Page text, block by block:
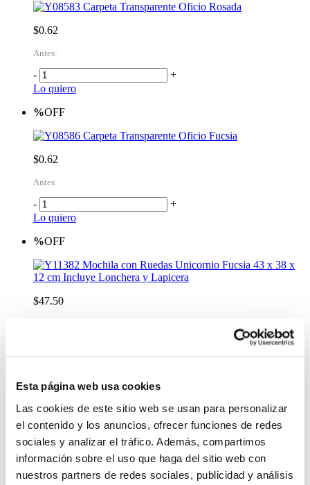
Esta página web usa cookies
Las cookies de este sitio web se usan para personalizar
el contenido y los anuncios, ofrecer funciones de redes
sociales y analizar el tráfico. Además, compartimos
información sobre el uso que haga del sitio web con
nuestros partners de redes sociales, publicidad y análisis
Carpeta Transparente Oficio Rosada
$0.62
Antes:
-
+
Lo quiero
%OFF
Carpeta Transparente Oficio Fucsia
$0.62
Antes:
-
+
Lo quiero
%OFF
Mochila con Ruedas Unicornio Fucsia 43 x 38 x
12 cm Incluye Lonchera y Lapicera
$47.50